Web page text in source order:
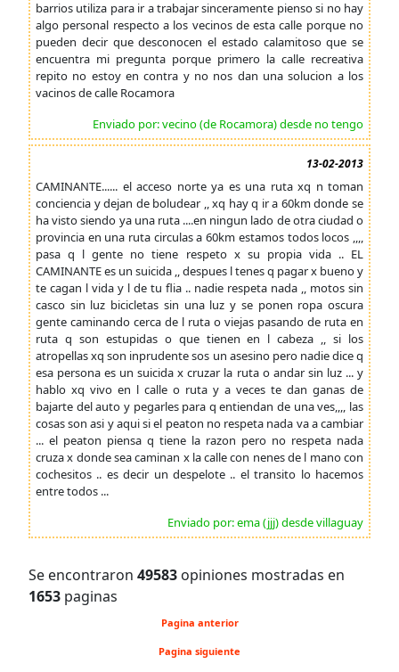
barrios utiliza para ir a trabajar sinceramente pienso si no hay
algo personal respecto a los vecinos de esta calle porque no
pueden decir que desconocen el estado calamitoso que se
encuentra mi pregunta porque primero la calle recreativa
repito no estoy en contra y no nos dan una solucion a los
vacinos de calle Rocamora
Enviado por: vecino (de Rocamora) desde no tengo
13-02-2013
CAMINANTE...... el acceso norte ya es una ruta xq n toman
conciencia y dejan de boludear ,, xq hay q ir a 60km donde se
ha visto siendo ya una ruta ....en ningun lado de otra ciudad o
provincia en una ruta circulas a 60km estamos todos locos ,,,,
pasa q l gente no tiene respeto x su propia vida .. EL
CAMINANTE es un suicida ,, despues l tenes q pagar x bueno y
te cagan l vida y l de tu flia .. nadie respeta nada ,, motos sin
casco sin luz bicicletas sin una luz y se ponen ropa oscura
gente caminando cerca de l ruta o viejas pasando de ruta en
ruta q son estupidas o que tienen en l cabeza ,, si los
atropellas xq son inprudente sos un asesino pero nadie dice q
esa persona es un suicida x cruzar la ruta o andar sin luz ... y
hablo xq vivo en l calle o ruta y a veces te dan ganas de
bajarte del auto y pegarles para q entiendan de una ves,,,, las
cosas son asi y aqui si el peaton no respeta nada va a cambiar
... el peaton piensa q tiene la razon pero no respeta nada
cruza x donde sea caminan x la calle con nenes de l mano con
cochesitos .. es decir un despelote .. el transito lo hacemos
entre todos ...
Enviado por: ema (jjj) desde villaguay
Se encontraron 49583 opiniones mostradas en
1653 paginas
Pagina anterior
Pagina siguiente